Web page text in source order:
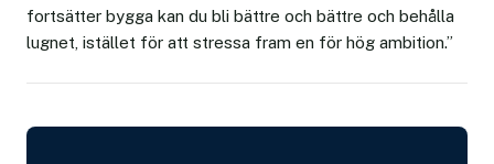
fortsätter bygga kan du bli bättre och bättre och behålla
lugnet, istället för att stressa fram en för hög ambition.”